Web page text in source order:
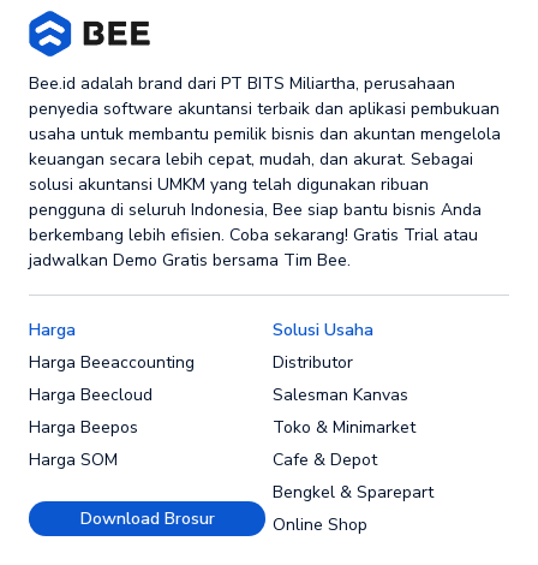
Bee.id adalah brand dari PT BITS Miliartha, perusahaan
penyedia software akuntansi terbaik dan aplikasi pembukuan
usaha untuk membantu pemilik bisnis dan akuntan mengelola
keuangan secara lebih cepat, mudah, dan akurat. Sebagai
solusi akuntansi UMKM yang telah digunakan ribuan
pengguna di seluruh Indonesia, Bee siap bantu bisnis Anda
berkembang lebih efisien. Coba sekarang! Gratis Trial atau
jadwalkan Demo Gratis bersama Tim Bee.
Harga
Harga Beeaccounting
Harga Beecloud
Harga Beepos
Harga SOM
Download Brosur
Solusi Usaha
Distributor
Salesman Kanvas
Toko & Minimarket
Cafe & Depot
Bengkel & Sparepart
Online Shop